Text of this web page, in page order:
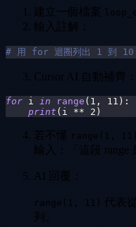
建立一個檔案
輸入註解：
# 用 for 迴圈列出 1 到 10
Cursor AI 自動補齊：
for i in range ( 1 , 11 ) :
print ( i ** 2 )
若不懂 range(1, 11)
輸入：「這段 range
AI 回覆：
range(1, 11) 代表
列。